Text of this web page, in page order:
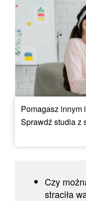
Pomagasz innym
Sprawdź studia z
Czy
straciła